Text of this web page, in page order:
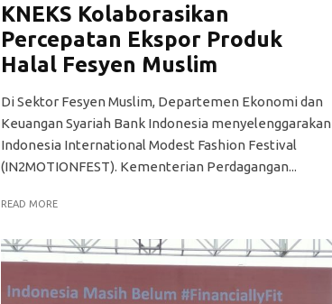
KNEKS Kolaborasikan
Percepatan Ekspor Produk
Halal Fesyen Muslim
Di Sektor Fesyen Muslim, Departemen Ekonomi dan
Keuangan Syariah Bank Indonesia menyelenggarakan
Indonesia International Modest Fashion Festival
(IN2MOTIONFEST). Kementerian Perdagangan...
READ MORE